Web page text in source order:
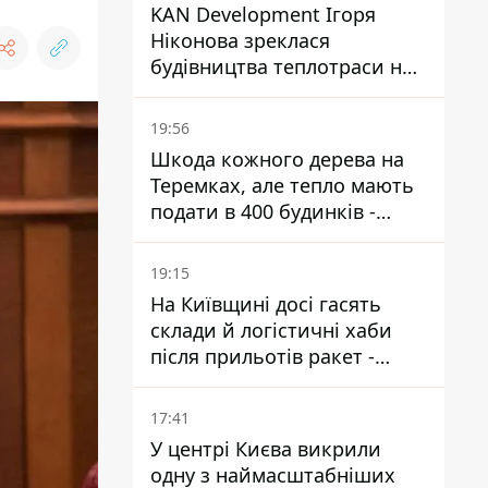
KAN Development Ігоря
Ніконова зреклася
будівництва теплотраси на
Теремках
19:56
Шкода кожного дерева на
Теремках, але тепло мають
подати в 400 будинків -
депутатка Київради
19:15
На Київщині досі гасять
склади й логістичні хаби
після прильотів ракет -
ДСНС
17:41
У центрі Києва викрили
одну з наймасштабніших